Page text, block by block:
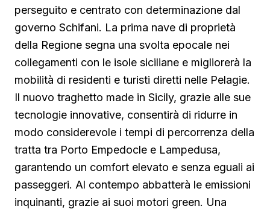
perseguito e centrato con determinazione dal
governo Schifani. La prima nave di proprietà
della Regione segna una svolta epocale nei
collegamenti con le isole siciliane e migliorerà la
mobilità di residenti e turisti diretti nelle Pelagie.
Il nuovo traghetto made in Sicily, grazie alle sue
tecnologie innovative, consentirà di ridurre in
modo considerevole i tempi di percorrenza della
tratta tra Porto Empedocle e Lampedusa,
garantendo un comfort elevato e senza eguali ai
passeggeri. Al contempo abbatterà le emissioni
inquinanti, grazie ai suoi motori green. Una